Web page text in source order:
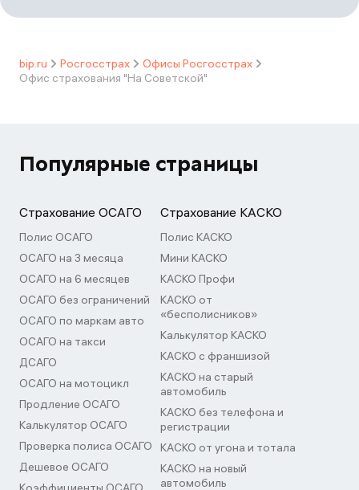
bip.ru Росгосстрах
Офисы Росгосстрах
Офис страхования "На Советской"
Популярные страницы
Страхование ОСАГО
Полис ОСАГО
ОСАГО на 3 месяца
ОСАГО на 6 месяцев
ОСАГО без ограничений
ОСАГО по маркам авто
ОСАГО на такси
ДСАГО
ОСАГО на мотоцикл
Продление ОСАГО
Калькулятор ОСАГО
Проверка полиса ОСАГО
Дешевое ОСАГО
Страхование КАСКО
Полис КАСКО
Мини КАСКО
КАСКО Профи
КАСКО от
«бесполисников»
Калькулятор КАСКО
КАСКО с франшизой
КАСКО на старый
автомобиль
КАСКО без телефона и
регистрации
КАСКО от угона и тотала
КАСКО на новый
автомобиль